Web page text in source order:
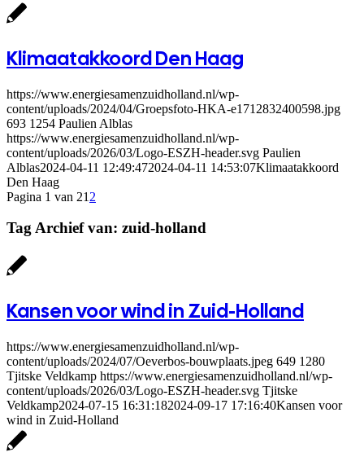
Klimaatakkoord Den Haag
https://www.energiesamenzuidholland.nl/wp-
content/uploads/2024/04/Groepsfoto-HKA-e1712832400598.jpg
693 1254 Paulien Alblas
https://www.energiesamenzuidholland.nl/wp-
content/uploads/2026/03/Logo-ESZH-header.svg Paulien
Alblas2024-04-11 12:49:472024-04-11 14:53:07Klimaatakkoord
Den Haag
Pagina 1 van 21 2
Tag Archief van: zuid-holland
Kansen voor wind in Zuid-Holland
https://www.energiesamenzuidholland.nl/wp-
content/uploads/2024/07/Oeverbos-bouwplaats.jpeg 649 1280
Tjitske Veldkamp https://www.energiesamenzuidholland.nl/wp-
content/uploads/2026/03/Logo-ESZH-header.svg Tjitske
Veldkamp2024-07-15 16:31:182024-09-17 17:16:40Kansen voor
wind in Zuid-Holland